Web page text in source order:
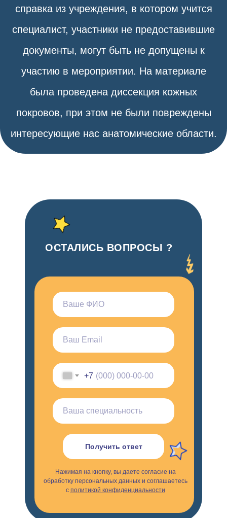
справка из учреждения, в котором учится
специалист, участники не предоставившие
документы, могут быть не допущены к
участию в мероприятии. На материале
была проведена диссекция кожных
покровов, при этом не были повреждены
интересующие нас анатомические области.
ОСТАЛИСЬ ВОПРОСЫ ?
Нажимая на кнопку, вы даете согласие на
обработку персональных данных и соглашаетесь
с политикой конфиденциальности
+7
Получить ответ